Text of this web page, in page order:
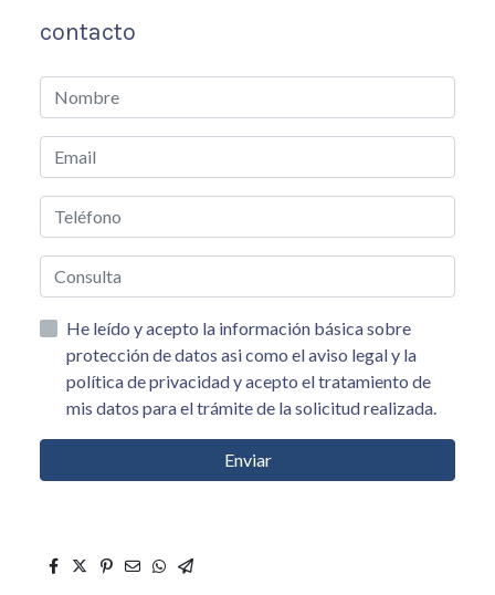
contacto
He leído y acepto la información básica sobre
protección de datos asi como el aviso legal y la
política de privacidad y acepto el tratamiento de
mis datos para el trámite de la solicitud realizada.
Enviar